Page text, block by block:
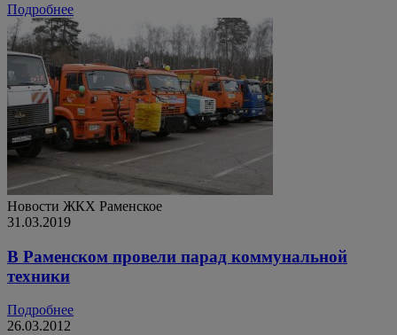
Подробнее
Новости ЖКХ Раменское
31.03.2019
В Раменском провели парад коммунальной
техники
Подробнее
26.03.2012